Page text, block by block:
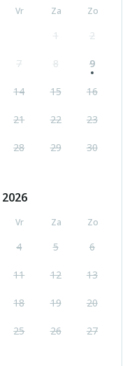
Vr Za Zo
1 2
7 8 9
14 15 16
21 22 23
28 29 30
2026
Vr Za Zo
4 5 6
11 12 13
18 19 20
25 26 27